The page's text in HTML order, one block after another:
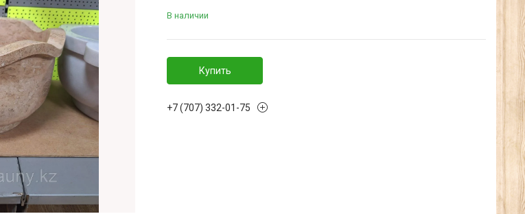
В наличии
Купить
+7 (707) 332-01-75